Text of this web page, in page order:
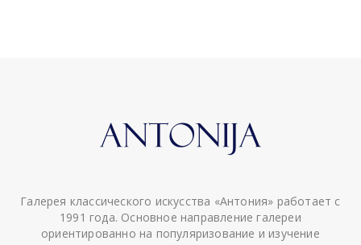
Галерея классического искусства «Антония» работает с
1991 года. Основное направление галереи
ориентированно на популяризование и изучение